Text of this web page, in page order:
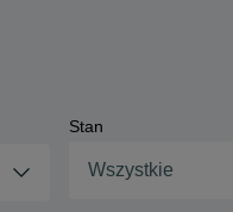
Stan
Wszystkie